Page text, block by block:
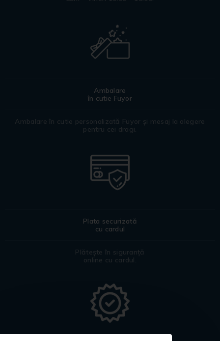
Ambalare
în cutie Fuyor
Ambalare în cutie personalizată Fuyor și mesaj la alegere
pentru cei dragi.
Plata securizată
cu cardul
Plătește în siguranță
online cu cardul.